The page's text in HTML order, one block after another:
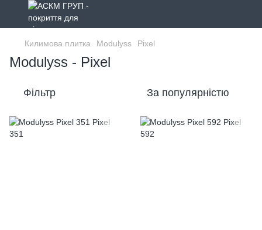
Килимова плитка Modulyss Pixel
Modulyss - Pixel
Фільтр За популярністю